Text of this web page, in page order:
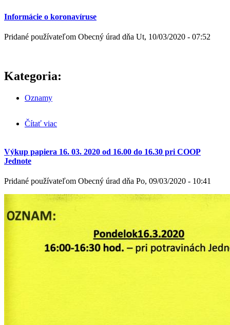
č. 355/2007 Z.z. o ochrane, podpore a rozvoji
zákonov
Informácie o koronavíruse
Pridané používateľom Obecný úrad dňa Ut, 10/03/2020 - 07:52
Kategoria:
Oznamy
Čítať viac
Výkup papiera 16. 03. 2020 od 16.00 do 16.30 pri COOP
Jednote
Pridané používateľom Obecný úrad dňa Po, 09/03/2020 - 10:41